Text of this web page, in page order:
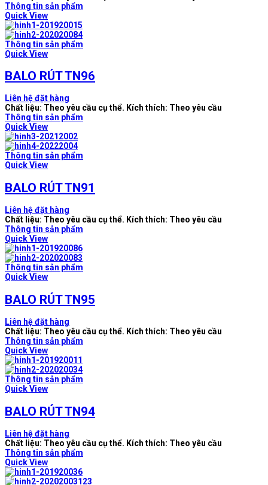
Thông tin sản phẩm
Quick View
Thông tin sản phẩm
Quick View
BALO RÚT TN96
Liên hệ đặt hàng
Chất liệu: Theo yêu cầu cụ thể. Kích thích: Theo yêu cầu
Thông tin sản phẩm
Quick View
Thông tin sản phẩm
Quick View
BALO RÚT TN91
Liên hệ đặt hàng
Chất liệu: Theo yêu cầu cụ thể. Kích thích: Theo yêu cầu
Thông tin sản phẩm
Quick View
Thông tin sản phẩm
Quick View
BALO RÚT TN95
Liên hệ đặt hàng
Chất liệu: Theo yêu cầu cụ thể. Kích thích: Theo yêu cầu
Thông tin sản phẩm
Quick View
Thông tin sản phẩm
Quick View
BALO RÚT TN94
Liên hệ đặt hàng
Chất liệu: Theo yêu cầu cụ thể. Kích thích: Theo yêu cầu
Thông tin sản phẩm
Quick View